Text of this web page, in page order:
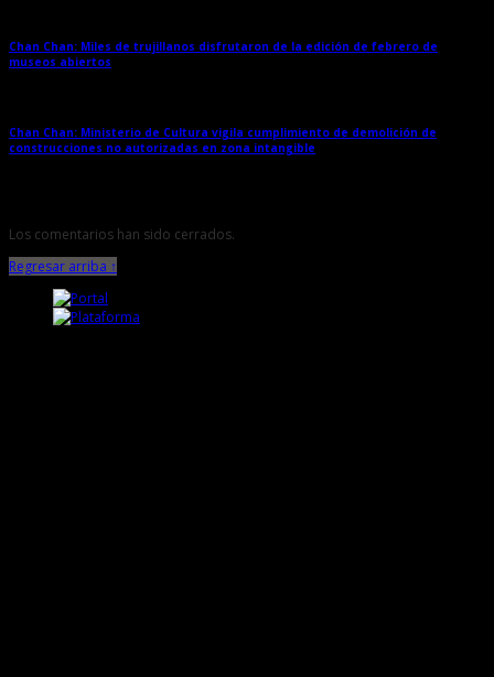
Chan Chan: Miles de trujillanos disfrutaron de la edición de febrero de
museos abiertos
Chan Chan: Ministerio de Cultura vigila cumplimiento de demolición de
construcciones no autorizadas en zona intangible
Los comentarios han sido cerrados.
Regresar arriba ↑